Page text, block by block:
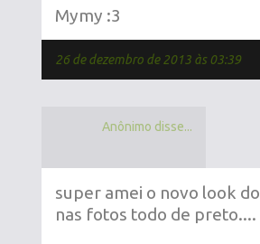
Mymy :3
26 de dezembro de 2013 às 03:39
Anônimo disse...
super amei o novo look
nas fotos todo de